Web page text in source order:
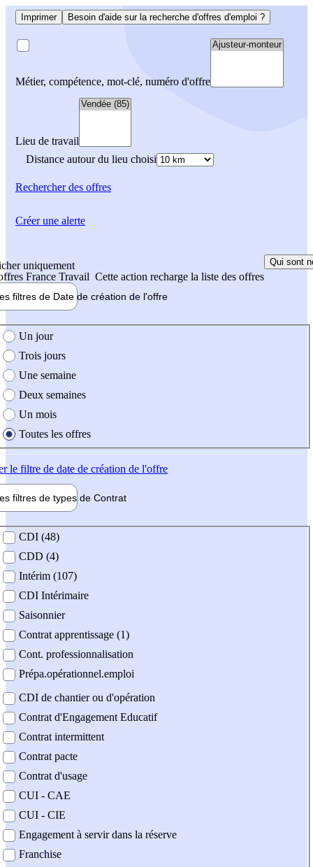
Imprimer Besoin d'aide sur la recherche d'offres d'emploi ?
Métier, compétence, mot-clé, numéro d'offre
Lieu de travail
Distance autour du lieu choisi
Rechercherdes offres
uniquement
France Travail Cette action recharge la liste des offres
Qui sont
filtres de Date de création de l'offre
création de l'offre
Un jour
Trois jours
Une semaine
Deux semaines
Un mois
Toutes les offres
le filtre de date de création de l'offre
filtres de types de Contrat
contrat
CDI (48)
CDD (4)
Intérim (107)
CDI Intérimaire
Saisonnier
Contrat apprentissage (1)
Cont. professionnalisation
Prépa.opérationnel.emploi
CDI de chantier ou d'opération
Contrat d'Engagement Educatif
Contrat intermittent
Contrat pacte
Contrat d'usage
CUI - CAE
CUI - CIE
Engagement à servir dans la réserve
Franchise
Créer une alerte